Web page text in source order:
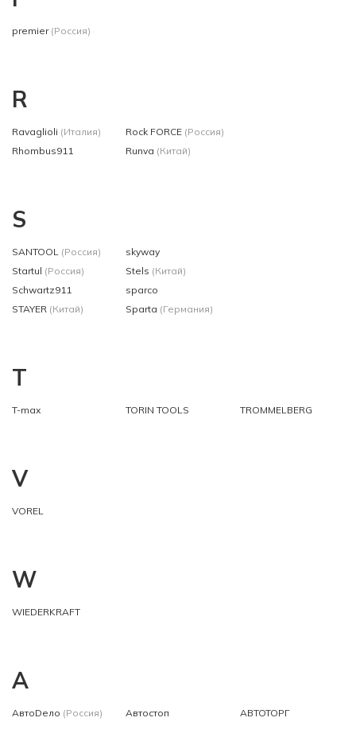
premier (Россия)
R
Ravaglioli (Италия)
Rhombus911
Rock FORCE (Россия)
Runva (Китай)
S
SANTOOL (Россия)
Startul (Россия)
Schwartz911
STAYER (Китай)
skyway
Stels (Китай)
sparco
Sparta (Германия)
T
T-max TORIN TOOLS TROMMELBERG
V
VOREL
W
WIEDERKRAFT
А
АвтоDело (Россия) Автостоп АВТОТОРГ